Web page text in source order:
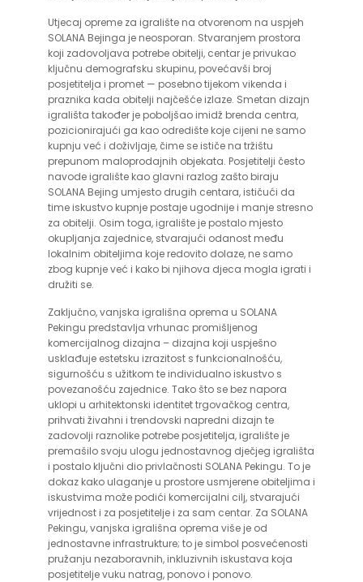
Utjecaj opreme za igralište na otvorenom na uspjeh
SOLANA Bejinga je neosporan. Stvaranjem prostora
koji zadovoljava potrebe obitelji, centar je privukao
ključnu demografsku skupinu, povećavši broj
posjetitelja i promet — posebno tijekom vikenda i
praznika kada obitelji najčešće izlaze. Smetan dizajn
igrališta također je poboljšao imidž brenda centra,
pozicionirajući ga kao odredište koje cijeni ne samo
kupnju već i doživljaje, čime se ističe na tržištu
prepunom maloprodajnih objekata. Posjetitelji često
navode igralište kao glavni razlog zašto biraju
SOLANA Bejing umjesto drugih centara, ističući da
time iskustvo kupnje postaje ugodnije i manje stresno
za obitelji. Osim toga, igralište je postalo mjesto
okupljanja zajednice, stvarajući odanost među
lokalnim obiteljima koje redovito dolaze, ne samo
zbog kupnje već i kako bi njihova djeca mogla igrati i
družiti se.
Zaključno, vanjska igrališna oprema u SOLANA
Pekingu predstavlja vrhunac promišljenog
komercijalnog dizajna – dizajna koji uspješno
usklađuje estetsku izrazitost s funkcionalnošću,
sigurnošću s užitkom te individualno iskustvo s
povezanošću zajednice. Tako što se bez napora
uklopi u arhitektonski identitet trgovačkog centra,
prihvati živahni i trendovski napredni dizajn te
zadovolji raznolike potrebe posjetitelja, igralište je
premašilo svoju ulogu jednostavnog dječjeg igrališta
i postalo ključni dio privlačnosti SOLANA Pekingu. To je
dokaz kako ulaganje u prostore usmjerene obiteljima i
iskustvima može podići komercijalni cilj, stvarajući
vrijednost i za posjetitelje i za sam centar. Za SOLANA
Pekingu, vanjska igrališna oprema više je od
jednostavne infrastrukture; to je simbol posvećenosti
pružanju nezaboravnih, inkluzivnih iskustava koja
posjetitelje vuku natrag, ponovo i ponovo.